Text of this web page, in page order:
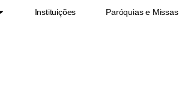
Instituições Paróquias e Missas